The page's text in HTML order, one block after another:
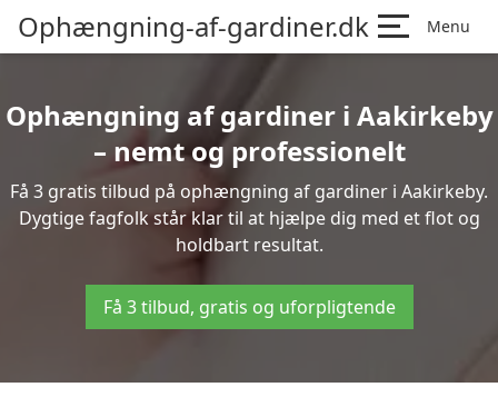
Ophængning-af-gardiner.dk Menu
Ophængning af gardiner i Aakirkeby
– nemt og professionelt
Få 3 gratis tilbud på ophængning af gardiner i Aakirkeby.
Dygtige fagfolk står klar til at hjælpe dig med et flot og
holdbart resultat.
Få 3 tilbud, gratis og uforpligtende